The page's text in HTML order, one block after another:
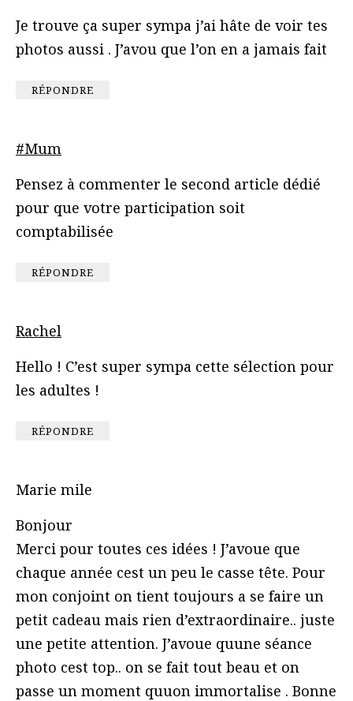
Je trouve ça super sympa j’ai hâte de voir tes
photos aussi . J’avou que l’on en a jamais fait
RÉPONDRE
#Mum
Pensez à commenter le second article dédié
pour que votre participation soit
comptabilisée
RÉPONDRE
Rachel
Hello ! C’est super sympa cette sélection pour
les adultes !
RÉPONDRE
Marie mile
Bonjour
Merci pour toutes ces idées ! J’avoue que
chaque année cest un peu le casse tête. Pour
mon conjoint on tient toujours a se faire un
petit cadeau mais rien d’extraordinaire.. juste
une petite attention. J’avoue quune séance
photo cest top.. on se fait tout beau et on
passe un moment quuon immortalise . Bonne